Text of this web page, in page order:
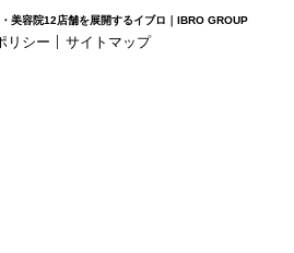
美容院12店舗を展開するイブロ｜IBRO GROUP
リシー サイトマップ